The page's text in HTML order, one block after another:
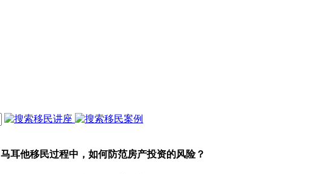
马耳他移民过程中，如何防范房产投资的风险？